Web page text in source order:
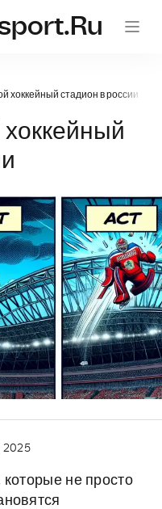
хоккейный стадион в россии
2025
которые не просто